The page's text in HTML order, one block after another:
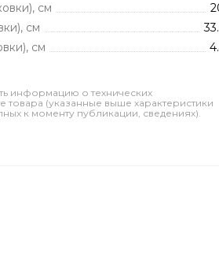
см
см
см
информацию о технических
товара (указанные выше характеристики
к моменту публикации, сведениях).